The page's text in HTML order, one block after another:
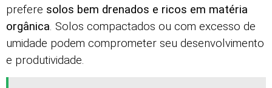
prefere solos bem drenados e ricos em matéria
orgânica. Solos compactados ou com excesso de
umidade podem comprometer seu desenvolvimento
e produtividade.